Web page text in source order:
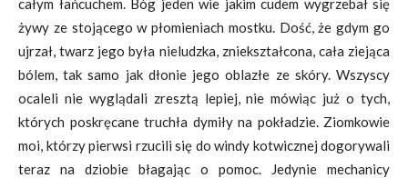
całym łańcuchem. Bóg jeden wie jakim cudem wygrzebał się
żywy ze stojącego w płomieniach mostku. Dość, że gdym go
ujrzał, twarz jego była nieludzka, zniekształcona, cała ziejąca
bólem, tak samo jak dłonie jego oblazłe ze skóry. Wszyscy
ocaleli nie wyglądali zresztą lepiej, nie mówiąc już o tych,
których poskręcane truchła dymiły na pokładzie. Ziomkowie
moi, którzy pierwsi rzucili się do windy kotwicznej dogorywali
teraz na dziobie błagając o pomoc. Jedynie mechanicy